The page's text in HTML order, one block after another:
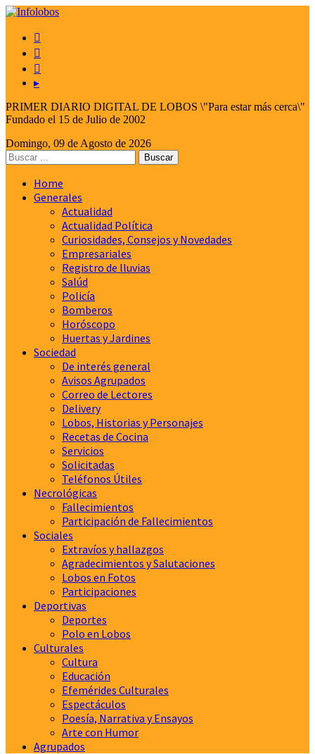



▸
PRIMER DIARIO DIGITAL DE LOBOS \"Para estar más cerca\"
Fundado el 15 de Julio de 2002
Domingo, 09 de Agosto de 2026
Home
Generales
Actualidad
Actualidad Política
Curiosidades, Consejos y Novedades
Empresariales
Registro de lluvias
Salúd
Policía
Bomberos
Horóscopo
Huertas y Jardines
Sociedad
De interés general
Avisos Agrupados
Correo de Lectores
Delivery
Lobos, Historias y Personajes
Recetas de Cocina
Servicios
Solicitadas
Teléfonos Útiles
Necrológicas
Fallecimientos
Participación de Fallecimientos
Sociales
Extravíos y hallazgos
Agradecimientos y Salutaciones
Lobos en Fotos
Participaciones
Deportivas
Deportes
Polo en Lobos
Culturales
Cultura
Educación
Efemérides Culturales
Espectáculos
Poesía, Narrativa y Ensayos
Arte con Humor
Agrupados